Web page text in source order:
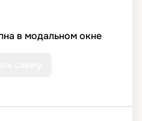
в модальном окне